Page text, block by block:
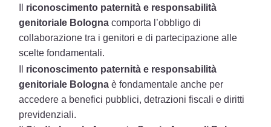
riconoscimento paternità e responsabilità
genitoriale Bologna comporta l’obbligo di
collaborazione tra i genitori e di partecipazione alle
scelte fondamentali.
riconoscimento paternità e responsabilità
genitoriale Bologna è fondamentale anche per
accedere a benefici pubblici, detrazioni fiscali e diritti
previdenziali.